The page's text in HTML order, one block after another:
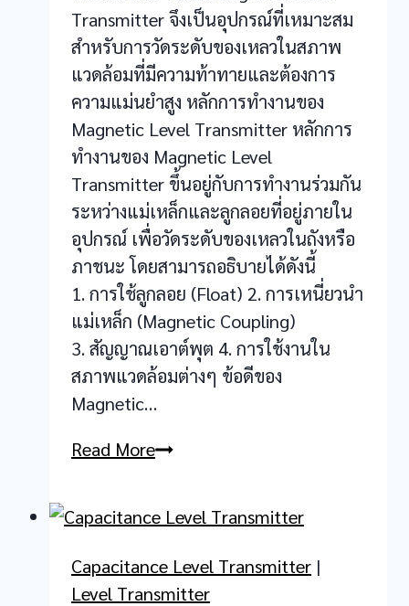
Transmitter จึงเป็นอุปกรณ์ที่เหมาะสม
สำหรับการวัดระดับของเหลวในสภาพ
แวดล้อมที่มีความท้าทายและต้องการ
ความแม่นยำสูง หลักการทำงานของ
Magnetic Level Transmitter หลักการ
ทำงานของ Magnetic Level
Transmitter ขึ้นอยู่กับการทำงานร่วมกัน
ระหว่างแม่เหล็กและลูกลอยที่อยู่ภายใน
อุปกรณ์ เพื่อวัดระดับของเหลวในถังหรือ
ภาชนะ โดยสามารถอธิบายได้ดังนี้
1. การใช้ลูกลอย (Float) 2. การเหนี่ยวนำ
แม่เหล็ก (Magnetic Coupling)
3. สัญญาณเอาต์พุต 4. การใช้งานใน
สภาพแวดล้อมต่างๆ ข้อดีของ
Magnetic…
Read MoreMagnetic
Capacitance Level Transmitter |
Level Transmitter